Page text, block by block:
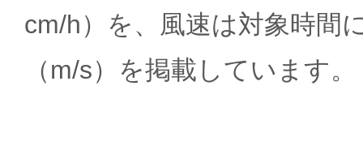
cm/h）を、風速は対象時間
（m/s）を掲載しています。